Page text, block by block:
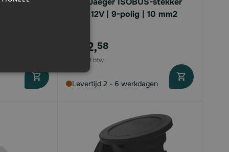
(IBIC) 12V | 9-polig | 10 mm2
€162,58
Levertijd 2 - 6 werkdagen